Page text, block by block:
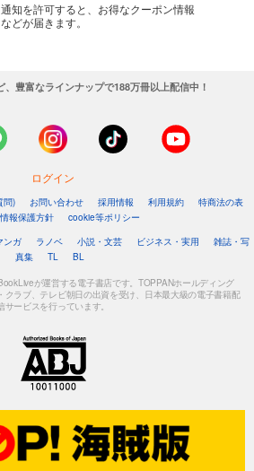
通知を許可すると、お得なクーポン情報
などが届きます。
豊富なラインナップで188万冊以上配信中！
ログイン
問) お問い合わせ 採用情報 利用規約
特商法の表
報保護方針
cookie等ポリシー
ンガ ラノベ 小説・文芸 ビジネス・実用
雑誌・写
真集
TL BL
が運営する電子書店です。TOPPANホールディング
クラブ、テレビ朝日の出資を受け、日本最大級の電子書籍配
サービスを行っています。